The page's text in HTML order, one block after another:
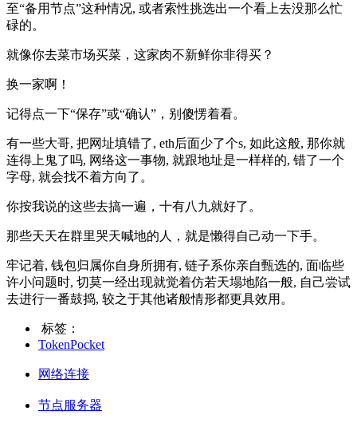
至“备用节点”这种情况, 或者索性挑选出一个看上去没那么忙
碌的。
就像你去菜市场买菜，这家肉不新鲜你非得买？
换一家啊！
记得点一下“保存”或“确认”，别傻愣着看。
有一些大哥, 把网址填错了, eth后面少了个s, 如此这般, 那你就
连得上鬼了吗, 网络这一事物, 就跟地址是一样样的, 错了一个
字母, 就会找不着方向了。
你按我说的这些去搞一遍，十有八九就好了。
那些天天在群里哭天喊地的人，就是懒得自己动一下手。
牢记着, 钱包归属你自身所拥有, 链子系你亲自甄选的, 面临些
许小问题时, 切莫一经出现就觉着仿若天塌地陷一般, 自己尝试
去进行一番鼓捣, 较之于其他诸般情形都更具效用。
标签：
TokenPocket
网络连接
节点服务器